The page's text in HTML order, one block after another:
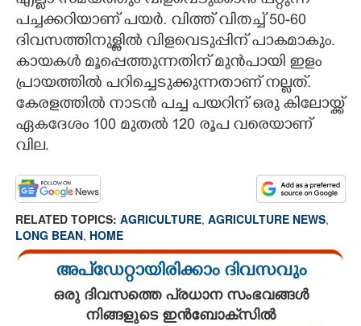
പച്ചക്കറിയാണ് പയർ. വിത്ത് വിതച്ച് 50-60
ദിവസത്തിനുള്ളിൽ വിളവെടുപ്പിന് പാകമാകും.
കായകൾ മൂപ്പെത്തുന്നതിന് മുൻപായി ഇളം
പ്രായത്തിൽ പറിച്ചെടുക്കുന്നതാണ് നല്ലത്.
കേരളത്തിൽ നാടൻ പച്ച പയറിന് ഒരു കിലോയ്ക്ക്
ഏകദേശം 100 മുതൽ 120 രൂപ വരെയാണ്
വില.
RELATED TOPICS: AGRICULTURE, AGRICULTURE NEWS,
LONG BEAN, HOME
അപ്ഡേറ്റായിരിക്കാം ദിവസവും
ഒരു ദിവസത്തെ പ്രധാന സംഭവങ്ങൾ
നിങ്ങളുടെ ഇൻബോക്സിൽ